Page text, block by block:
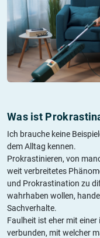
Was ist
Ich brauche keine
dem Alltag kennen.
Prokrastinieren, von
weit verbreitetes
und Prokrastination zu
wahrhaben wollen,
Sachverhalte.
Faulheit ist eher mit
verbunden, mit welcher